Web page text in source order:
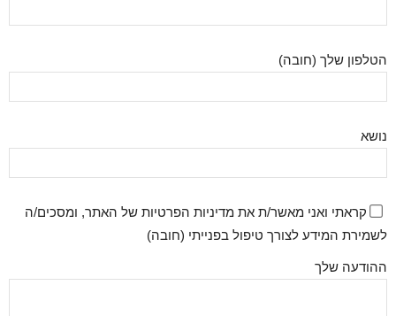
הטלפון שלך (חובה)
נושא
קראתי ואני מאשר/ת את מדיניות הפרטיות של האתר, ומסכים/ה
לשמירת המידע לצורך טיפול בפנייתי (חובה)
ההודעה שלך